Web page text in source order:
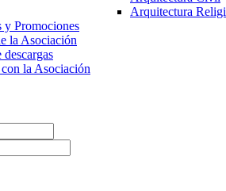
Arquitectura
y Promociones
la Asociación
descargas
la Asociación